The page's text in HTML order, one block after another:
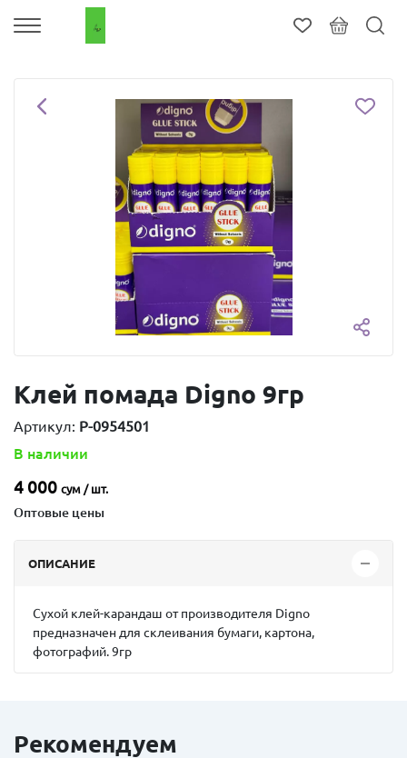
Клей помада Digno 9гр
Артикул: P-0954501
В наличии
4 000 сум / шт.
Оптовые цены
ОПИСАНИЕ
Сухой клей-карандаш от производителя Digno
предназначен для склеивания бумаги, картона,
фотографий. 9гр
Рекомендуем